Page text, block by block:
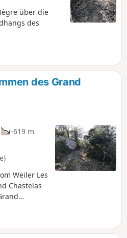
über die
des
des Grand
-619 m
Weiler Les
Chastelas